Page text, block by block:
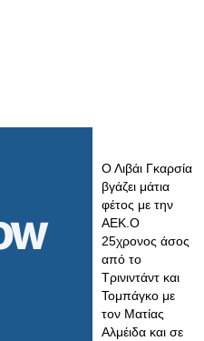
Ο Λιβάι Γκαρσία
βγάζει μάτια
φέτος με την
ΑΕΚ.Ο
25χρονος άσος
από το
Τρινιντάντ και
Τομπάγκο με
τον Ματίας
Αλμέιδα και σε